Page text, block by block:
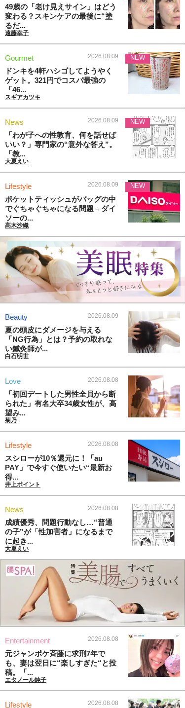
49歳の「老け見えサイン」はどう
変わる？スキンケアの最後に“塗
るだ...
遠藤幸子
Gourmet 2026.08.09
ドンキを4軒ハシゴしてようやく
ゲット。321円でコスパ最強の
「46...
スギアカツキ
NEW
News 2026.08.09
「わが子への性教育、何を話せば
いい？」専門家の“意外な答え”。
「教...
大夏えい
NEW
Lifestyle 2026.08.09
ポケットティッシュがバッグの中
でぐちゃぐちゃになる問題→ダイ
ソーの...
高木沙織
NEW
Beauty 2026.08.09
夏の頭皮にダメージを与える
「NG行為」とは？予約の取れな
い鍼灸師が...
白石明世
Love 2026.08.08
「初回デートした男性全員から断
られた」有名大卒34歳女性が、高
望み...
菊乃
Lifestyle 2026.08.08
スシローが10％還元に！「au
PAY」で今すぐ使いたい“最新お
得...
井上ポイント
News 2026.08.08
成績優秀、問題行動なし…“普通
の子”が「性加害者」になるまで
に起き...
大夏えい
Entertainment 2026.08.08
元ジャンポケ斉藤に求刑7年で
も、妻は翌日に“楽しすぎた“と投
稿。「...
エタノール純子
Lifestyle 2026.08.08